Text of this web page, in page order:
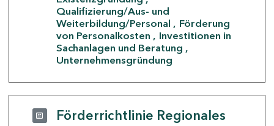
Qualifizierung/Aus- und
Weiterbildung/Personal
Förderung
von Personalkosten
Investitionen in
Sachanlagen und Beratung
Unternehmensgründung
Förderrichtlinie Regionales